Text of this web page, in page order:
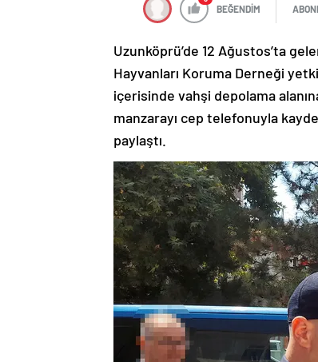
BEĞENDİM
Uzunköprü’de 12 Ağustos’ta
Hayvanları Koruma Derneği
içerisinde vahşi depolama
manzarayı cep telefonuyla
paylaştı.